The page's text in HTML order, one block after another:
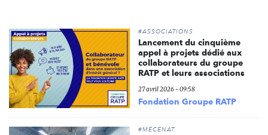
#ASSOCIATIONS
Lancement du cinquième
appel à projets dédié aux
collaborateurs du groupe
RATP et leurs associations
27 avril 2026 - 09:58
Fondation Groupe RATP
#MÉCÉNAT